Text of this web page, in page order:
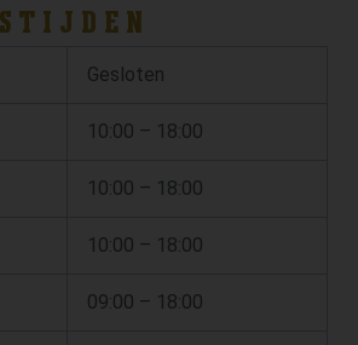
Gesloten
10:00 – 18:00
10:00 – 18:00
10:00 – 18:00
09:00 – 18:00